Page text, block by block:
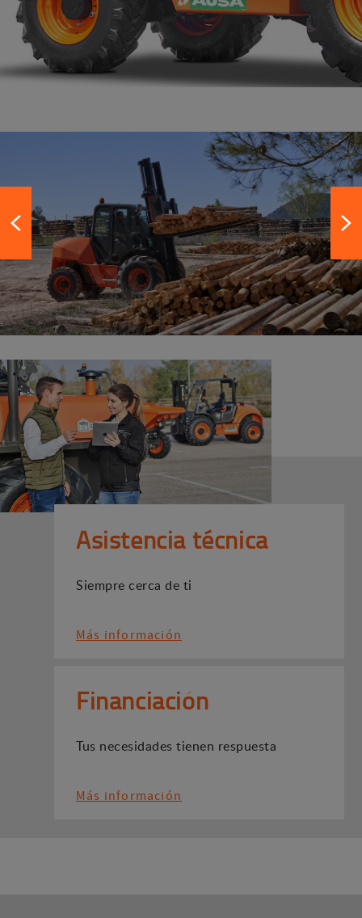
Asistencia técnica
Siempre cerca de ti
Más información
Financiación
Tus necesidades tienen respuesta
Más información